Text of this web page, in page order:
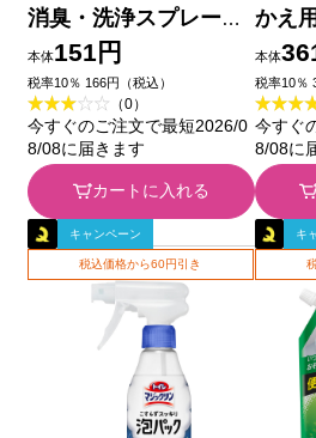
消臭・洗浄スプレー
ミントの香り つめか
え用 ３００ｍｌ 花王
本体151円
税率10％ 166円（税込）
（0）
今すぐのご注文で最短2026/0
8/08に届きます
カートに入れる
かえ
２０
本体
税率10％
今すぐ
8/08に
キャンペーン
税込価格から60円引き
キ